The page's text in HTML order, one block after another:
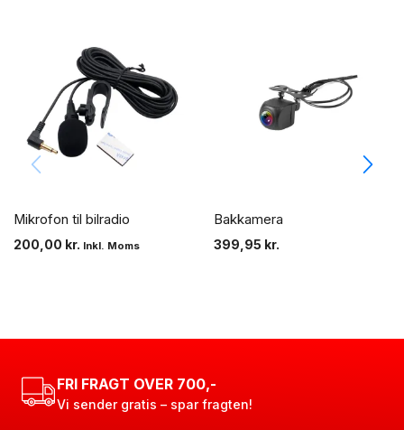
Mikrofon til bilradio
200,00 kr. Inkl. Moms
Bakkamera
399,95 kr.
FRI FRAGT OVER 700,-
Vi sender gratis – spar fragten!